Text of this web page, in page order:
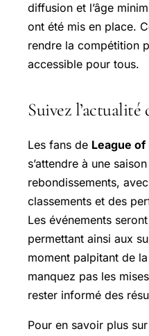
diffusion et l’âge
ont été mis en place.
rendre la compétition
accessible pour tous.
Suivez l’actualité
Les fans de League
s’attendre à une
rebondissements,
classements et des
Les événements
permettant ainsi aux
moment palpitant de
manquez pas les
rester informé des
Pour en savoir plus